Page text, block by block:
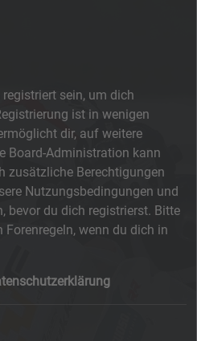
sein, um dich
ist in wenigen
dir, auf weitere
Board-Administration kann
zusätzliche Berechtigungen
Nutzungsbedingungen und
bevor du dich registrierst. Bitte
wenn du dich in